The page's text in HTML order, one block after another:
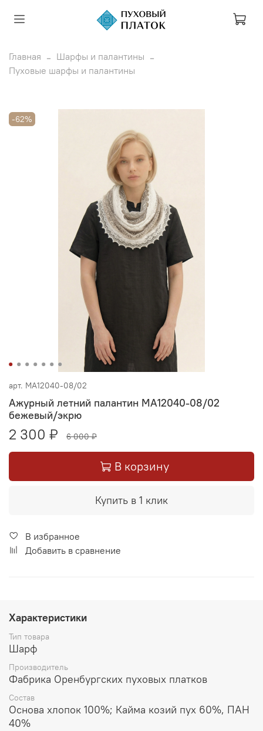
Главная
Шарфы и палантины
Пуховые шарфы и палантины
-62%
арт. МА12040-08/02
Ажурный летний палантин МА12040-08/02
бежевый/экрю
2 300 ₽ 6 000 ₽
В корзину
Купить в 1 клик
В избранное
Добавить в сравнение
Характеристики
Тип товара
Шарф
Производитель
Фабрика Оренбургских пуховых платков
Состав
Основа хлопок 100%; Кайма козий пух 60%, ПАН
40%